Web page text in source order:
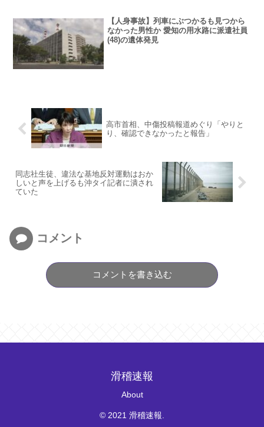
【人身事故】列車にぶつかるも見つから
なかった男性か 愛知の用水路に派遣社員
(48)の遺体発見
高市首相、中傷投稿報道めぐり「やりと
り、確認できなかったと報告」
同志社生徒、違法な基地反対運動はおか
しいと声を上げるも沖タイ記者に潰され
ていた
コメント
コメントを書き込む
滑稽速報
About
© 2021 滑稽速報.